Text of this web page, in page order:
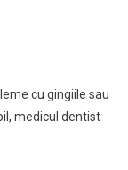
cu gingiile sau
medicul dentist